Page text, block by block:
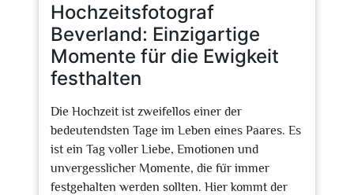
Hochzeitsfotograf
Beverland: Einzigartige
Momente für die Ewigkeit
festhalten
Die Hochzeit ist zweifellos einer der
bedeutendsten Tage im Leben eines Paares. Es
ist ein Tag voller Liebe, Emotionen und
unvergesslicher Momente, die für immer
festgehalten werden sollten. Hier kommt der